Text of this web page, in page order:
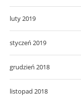
luty 2019
styczeń 2019
grudzień 2018
listopad 2018